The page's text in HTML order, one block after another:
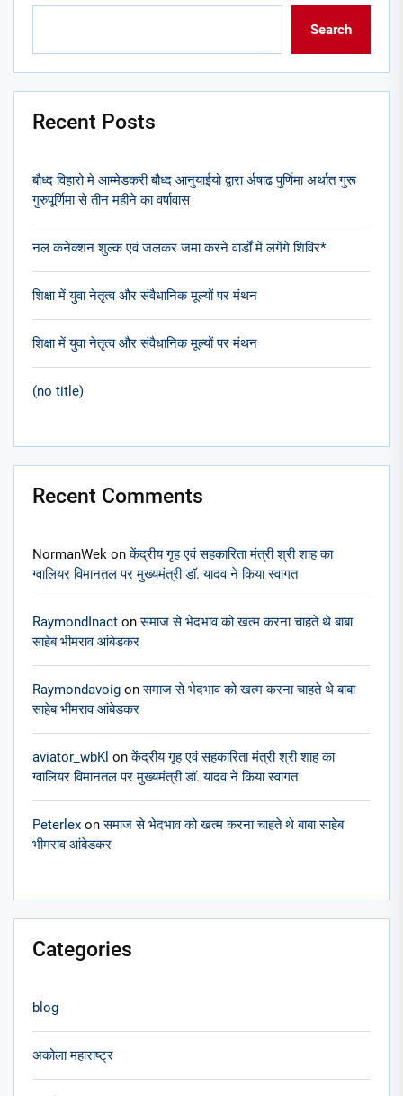
Search
Recent Posts
बौध्द विहारो मे आम्मेडकरी बौध्द आनुयाईयो द्वारा र्अषाढ पुर्णिमा अर्थात गुरू
गुरुपूर्णिमा से तीन महीने का वर्षावास
नल कनेक्शन शुल्क एवं जलकर जमा करने वार्डों में लगेंगे शिविर*
शिक्षा में युवा नेतृत्व और संवैधानिक मूल्यों पर मंथन
शिक्षा में युवा नेतृत्व और संवैधानिक मूल्यों पर मंथन
(no title)
Recent Comments
NormanWek onकेंद्रीय गृह एवं सहकारिता मंत्री श्री शाह का
ग्वालियर विमानतल पर मुख्यमंत्री डॉ. यादव ने किया स्वागत
RaymondInact onसमाज से भेदभाव को खत्म करना चाहते थे बाबा
साहेब भीमराव आंबेडकर
Raymondavoig onसमाज से भेदभाव को खत्म करना चाहते थे बाबा
साहेब भीमराव आंबेडकर
aviator_wbKl onकेंद्रीय गृह एवं सहकारिता मंत्री श्री शाह का
ग्वालियर विमानतल पर मुख्यमंत्री डॉ. यादव ने किया स्वागत
Peterlex onसमाज से भेदभाव को खत्म करना चाहते थे बाबा साहेब
भीमराव आंबेडकर
Categories
blog
अकोला महाराष्ट्र